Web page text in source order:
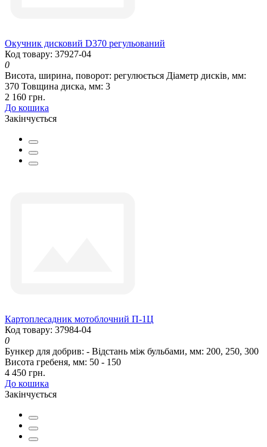
Окучник дисковий D370 регульований
Код товару: 37927-04
0
Висота, ширина, поворот: регулюється Діаметр дисків, мм:
370 Товщина диска, мм: 3
2 160 грн.
До кошика
Закінчується
Картоплесадник мотоблочний П-1Ц
Код товару: 37984-04
0
Бункер для добрив: - Відстань між бульбами, мм: 200, 250, 300
Висота гребеня, мм: 50 - 150
4 450 грн.
До кошика
Закінчується